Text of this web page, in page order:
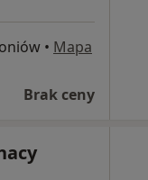
• Mapa
Brak ceny